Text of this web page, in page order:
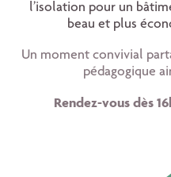
l’isolation pour un
beau et plus
Un moment convivial
pédagogique
Rendez-vous dès